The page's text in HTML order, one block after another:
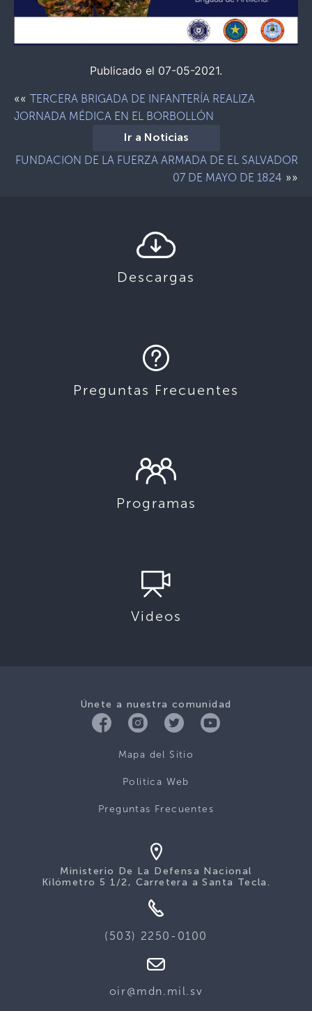
Publicado el 07-05-2021.
«« TERCERA BRIGADA DE INFANTERÍA REALIZA
JORNADA MÉDICA EN EL BORBOLLÓN
Ir a Noticias
FUNDACION DE LA FUERZA ARMADA DE EL SALVADOR
07 DE MAYO DE 1824 »»
Descargas
Preguntas Frecuentes
Programas
Videos
Únete a nuestra comunidad
Mapa del Sitio
Politica Web
Preguntas Frecuentes
Ministerio De La Defensa Nacional
Kilómetro 5 1/2, Carretera a Santa Tecla.
(503) 2250-0100
oir@mdn.mil.sv